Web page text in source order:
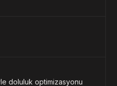
doluluk optimizasyonu